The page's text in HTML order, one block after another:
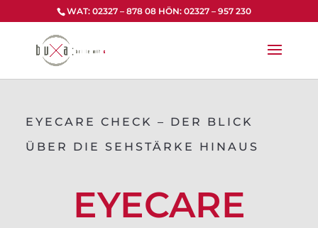
springen
WAT: 02327 – 878 08 HÖN: 02327 – 957 230
EYECARE CHECK – DER BLICK
ÜBER DIE SEHSTÄRKE HINAUS
EYECARE